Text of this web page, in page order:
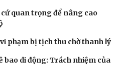
Câu chuyện thời sự
Kể chuyện cho bé
Hạt giống tâm hồn
quan trọng để nâng cao
phạm bị tịch thu chờ thanh lý
bao di động: Trách nhiệm của